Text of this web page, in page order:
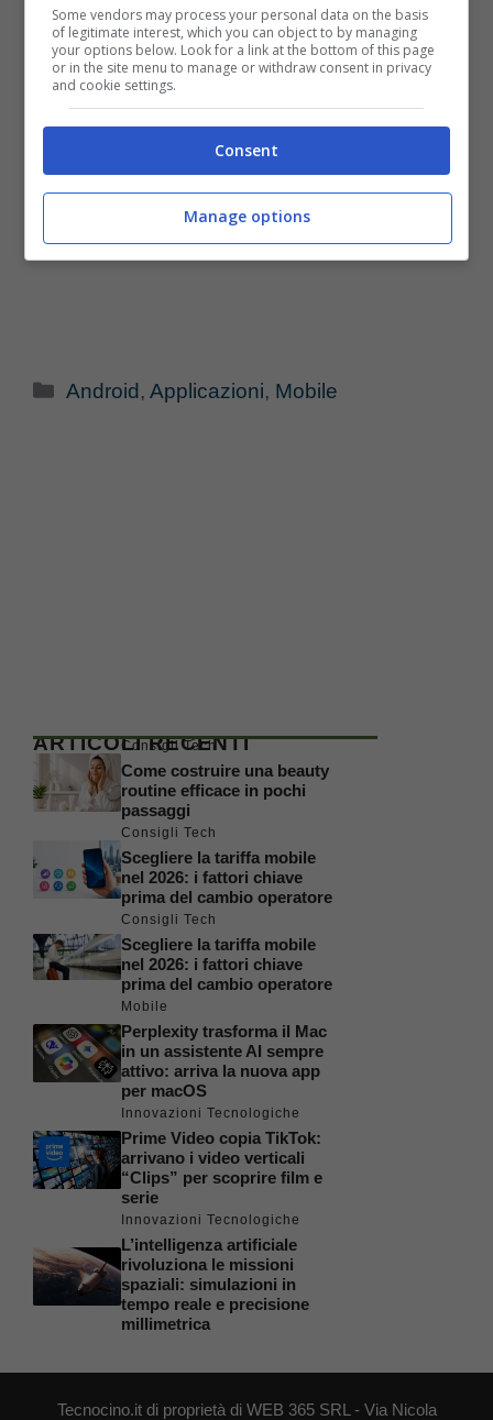
Categorie
Android ,Applicazioni, Mobile
ARTICOLI RECENTI
Consigli Tech
Come costruire una beauty
routine efficace in pochi
passaggi
Consigli Tech
Scegliere la tariffa mobile
nel 2026: i fattori chiave
prima del cambio operatore
Consigli Tech
Scegliere la tariffa mobile
nel 2026: i fattori chiave
prima del cambio operatore
Mobile
Perplexity trasforma il Mac
in un assistente AI sempre
attivo: arriva la nuova app
per macOS
Innovazioni Tecnologiche
Prime Video copia TikTok:
arrivano i video verticali
“Clips” per scoprire film e
serie
Innovazioni Tecnologiche
L’intelligenza artificiale
rivoluziona le missioni
spaziali: simulazioni in
tempo reale e precisione
millimetrica
Tecnocino.it di proprietà di WEB 365 SRL - Via Nicola
Some vendors may process your personal data on the basis
of legitimate interest, which you can object to by managing
your options below. Look for a link at the bottom of this page
or in the site menu to manage or withdraw consent in privacy
and cookie settings.
Consent
Manage options